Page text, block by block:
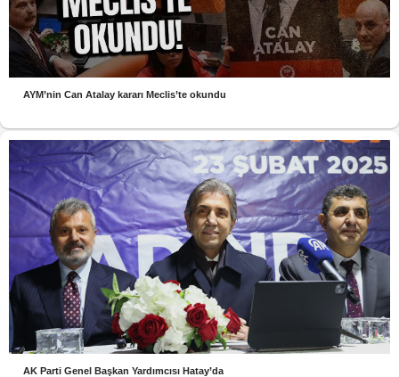
AYM’nin Can Atalay kararı Meclis’te okundu
AK Parti Genel Başkan Yardımcısı Hatay’da